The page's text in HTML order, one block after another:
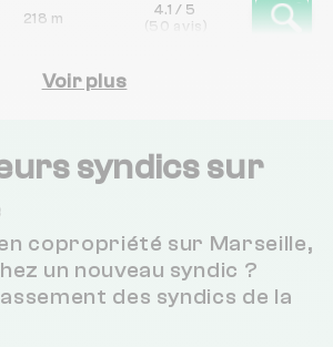
218 m
4.1 / 5
(50 avis)
293 m
319 m NC
Voir plus
syndics sur
copropriété sur Marseille,
un nouveau syndic ?
des syndics de la